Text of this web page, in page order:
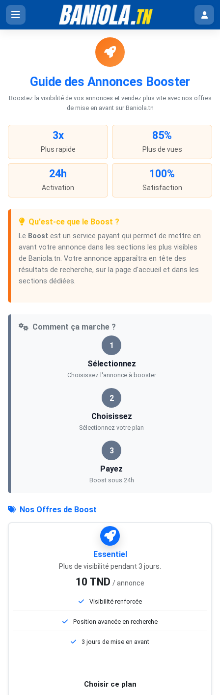
Guide des Annonces Booster
Boostez la visibilité de vos annonces et vendez plus vite avec nos offres
de mise en avant sur Baniola.tn
3x
Plus rapide
85%
Plus de vues
24h
Activation
100%
Satisfaction
Qu'est-ce que le Boost ?
Le Boost est un service payant qui permet de mettre en
avant votre annonce dans les sections les plus visibles
de Baniola.tn. Votre annonce apparaîtra en tête des
résultats de recherche, sur la page d'accueil et dans les
sections dédiées.
Comment ça marche ?
1
Sélectionnez
Choisissez l'annonce à booster
2
Choisissez
Sélectionnez votre plan
3
Payez
Boost sous 24h
Nos Offres de Boost
Essentiel
Plus de visibilité pendant 3 jours.
10 TND / annonce
Visibilité renforcée
Position avancée en recherche
3 jours de mise en avant
Choisir ce plan